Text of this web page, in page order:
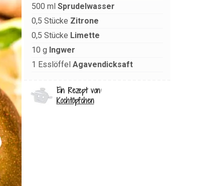
500 ml Sprudelwasser
0,5 Stücke Zitrone
0,5 Stücke Limette
10 g Ingwer
1 Esslöffel Agavendicksaft
Ein Rezept von:
Kochtöpfchen